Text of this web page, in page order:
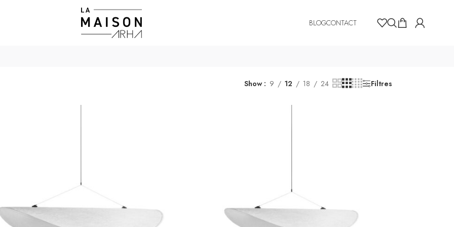
BLOGCONTACT
Show 9 12 18 24 Filtres